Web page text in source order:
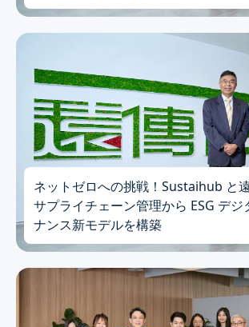
ネットゼロへの挑戦！Sustaihub と
サプライチェーン管理から ESG デジ
ナンス新モデルを構築